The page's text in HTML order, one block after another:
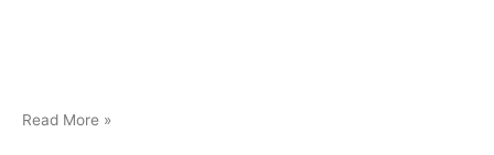
Jundiaí
Read More »